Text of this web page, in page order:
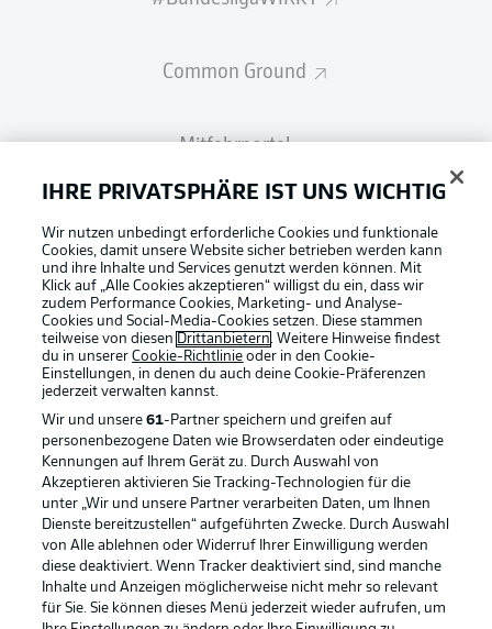
Common Ground
Mitfahrportal
Sprachauswahl
Deutsch Anzeige Modus
Football as it's meant to be
Offizielle Partner
IHRE PRIVATSPHÄRE IST UNS WICHTIG
Wir nutzen unbedingt erforderliche Cookies und funktionale
Cookies, damit unsere Website sicher betrieben werden kann
und ihre Inhalte und Services genutzt werden können. Mit
Klick auf „Alle Cookies akzeptieren“ willigst du ein, dass wir
zudem Performance Cookies, Marketing- und Analyse-
Cookies und Social-Media-Cookies setzen. Diese stammen
teilweise von diesen Drittanbietern. Weitere Hinweise findest
du in unsererCookie-Richtlinie oder in den Cookie-
Einstellungen, in denen du auch deine Cookie-Präferenzen
jederzeit verwalten kannst.
Wir und unsere61-Partner speichern und greifen auf
personenbezogene Daten wie Browserdaten oder eindeutige
Kennungen auf Ihrem Gerät zu. Durch Auswahl von
Akzeptieren aktivieren Sie Tracking-Technologien für die
unter „Wir und unsere Partner verarbeiten Daten, um Ihnen
Dienste bereitzustellen“ aufgeführten Zwecke. Durch Auswahl
von Alle ablehnen oder Widerruf Ihrer Einwilligung werden
diese deaktiviert. Wenn Tracker deaktiviert sind, sind manche
Inhalte und Anzeigen möglicherweise nicht mehr so relevant
für Sie. Sie können dieses Menü jederzeit wieder aufrufen, um